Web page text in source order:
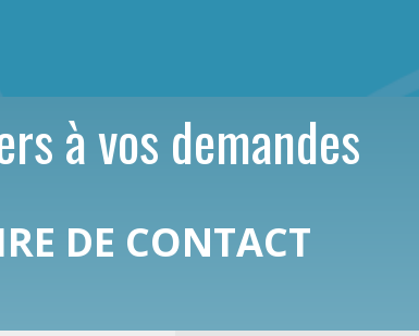
à vos demandes
DE CONTACT